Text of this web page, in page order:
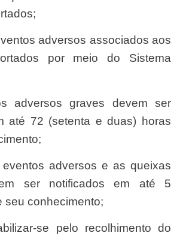
por meio do Sistema
até 72 (setenta e duas) horas
ser notificados em até 5
seu conhecimento;